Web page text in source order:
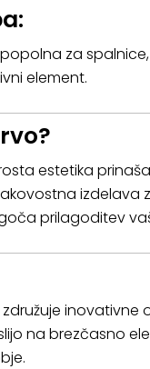
za
element.
estetika
prilagoditev
inovativne
na brezčasno